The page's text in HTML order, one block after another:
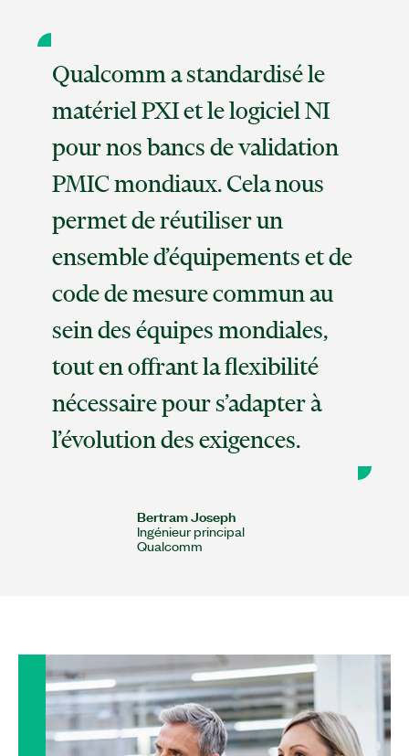
Qualcomm a standardisé le
matériel PXI et le logiciel NI
pour nos bancs de validation
PMIC mondiaux. Cela nous
permet de réutiliser un
ensemble d’équipements et de
code de mesure commun au
sein des équipes mondiales,
tout en offrant la flexibilité
nécessaire pour s’adapter à
l’évolution des exigences.
Bertram Joseph
Ingénieur principal
Qualcomm